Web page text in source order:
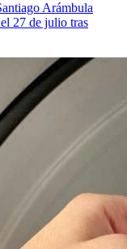
Arámbula
27 de julio tras